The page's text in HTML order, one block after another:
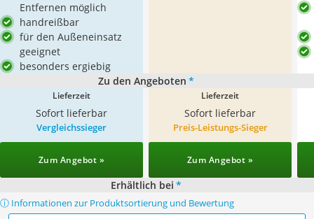
Entfernen möglich
handreißbar
für den Außeneinsatz
geeignet
besonders ergiebig
Zu den Angeboten *
Lieferzeit
Sofort lieferbar
Lieferzeit
Sofort lieferbar
Vergleichssieger
Zum Angebot »
Preis-Leistungs-Sieger
Zum Angebot »
Erhältlich bei *
ⓘ Informationen zur Produktsortierung und Bewertung